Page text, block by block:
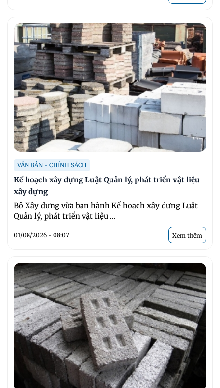
VĂN BẢN - CHÍNH SÁCH
Kế hoạch xây dựng Luật Quản lý, phát triển vật liệu
xây dựng
Bộ Xây dựng vừa ban hành Kế hoạch xây dựng Luật
Quản lý, phát triển vật liệu ...
01/08/2026 - 08:07 Xem thêm